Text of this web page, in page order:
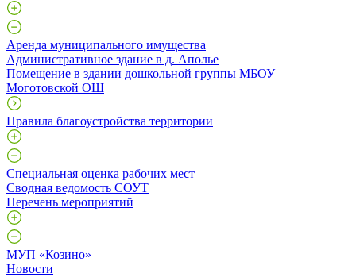
Аренда муниципального имущества
Административное здание в д. Аполье
Помещение в здании дошкольной группы МБОУ
Моготовской ОШ
Правила благоустройства территории
Специальная оценка рабочих мест
Сводная ведомость СОУТ
Перечень мероприятий
МУП «Козино»
Новости